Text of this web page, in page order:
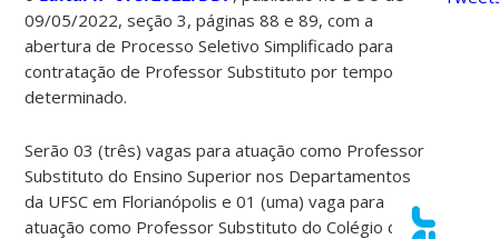
09/05/2022, seção 3, páginas 88 e 89, com a
abertura de Processo Seletivo Simplificado para
contratação de Professor Substituto por tempo
determinado.
Serão 03 (três) vagas para atuação como Professor
Substituto do Ensino Superior nos Departamentos
da UFSC em Florianópolis e 01 (uma) vaga para
atuação como Professor Substituto do Colégio de